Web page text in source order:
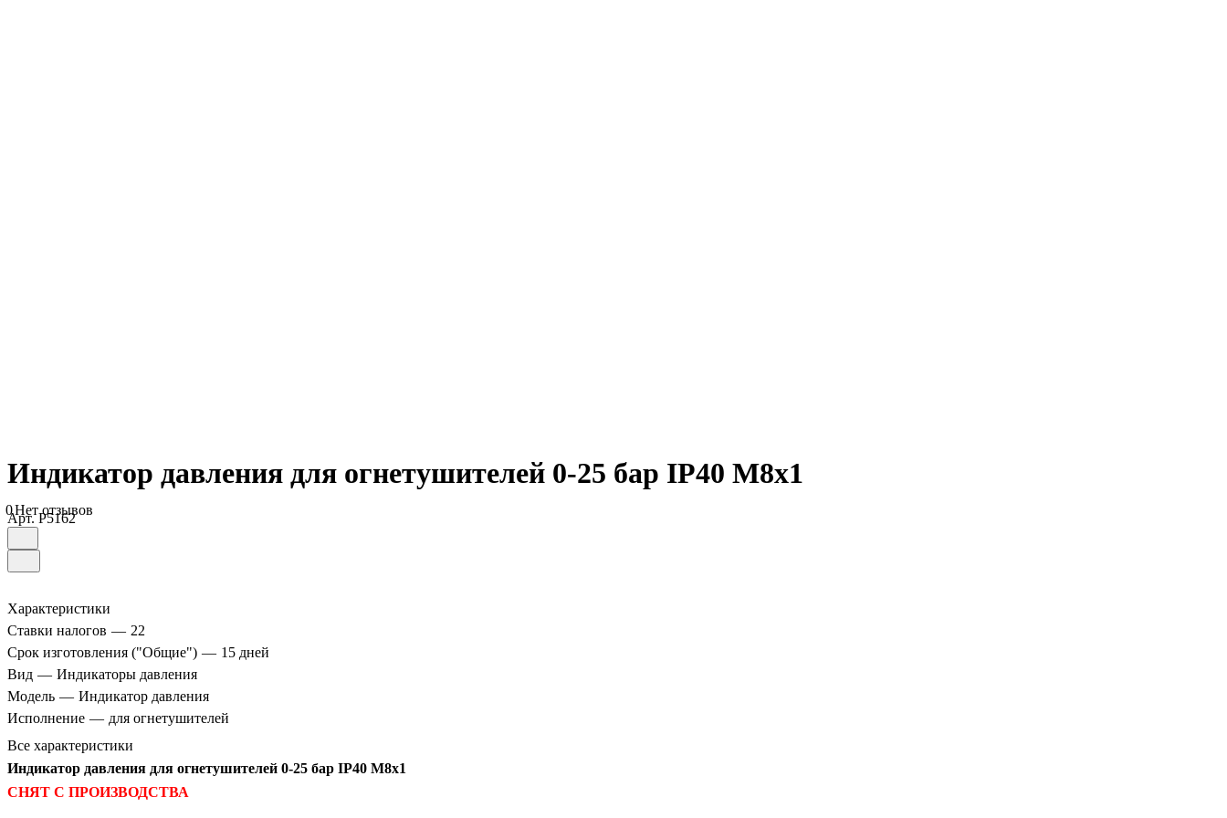
Индикатор давления для огнетушителей 0-25 бар IP40 М8х1
0Нет отзывов
Арт.P5162
Характеристики
Ставки налогов — 22
Срок изготовления ("Общие") — 15 дней
Вид — Индикаторы давления
Модель — Индикатор давления
Исполнение — для огнетушителей
Все характеристики
Индикатор давления для огнетушителей 0-25 бар IP40 М8х1
СНЯТ С ПРОИЗВОДСТВА